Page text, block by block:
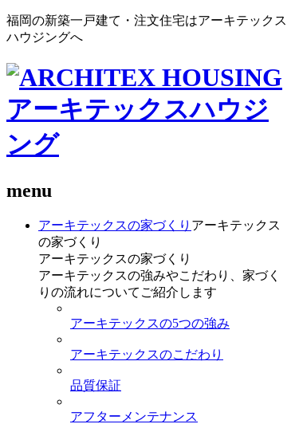
福岡の新築一戸建て・注文住宅はアーキテックス
ハウジングへ
menu
アーキテックスの家づくり アーキテックス
の家づくり
アーキテックスの家づくり
アーキテックスの強みやこだわり、家づく
りの流れについてご紹介します
アーキテックスの5つの強み
アーキテックスのこだわり
品質保証
アフターメンテナンス